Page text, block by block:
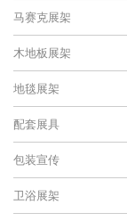
马赛克展架
木地板展架
地毯展架
配套展具
包装宣传
卫浴展架